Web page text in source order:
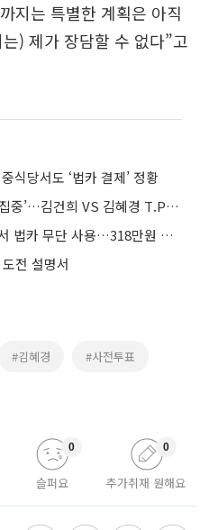
지는 특별한 계획은 아직
) 제가 장담할 수 없다”고
식당서도 ‘법카 결제’ 정황
‘배우자 실종’에도 관심 ‘초집중’…김건희 VS 김혜경 T.P.O별 패션 비교
윤석열 측 "김혜경, 복집에서 법카 무단 사용…318만원 결제했다"
전 설명서
#김혜경 #사전투표
슬퍼요
0
추가취재 원해요
0